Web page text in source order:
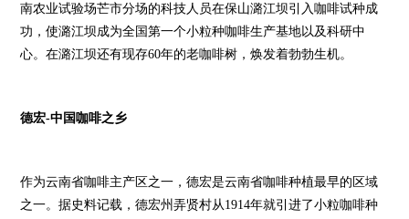
南农业试验场芒市分场的科技人员在保山潞江坝引入咖啡试种成
功，使潞江坝成为全国第一个小粒种咖啡生产基地以及科研中
心。在潞江坝还有现存60年的老咖啡树，焕发着勃勃生机。
德宏-中国咖啡之乡
作为云南省咖啡主产区之一，德宏是云南省咖啡种植最早的区域
之一。据史料记载，德宏州弄贤村从1914年就引进了小粒咖啡种